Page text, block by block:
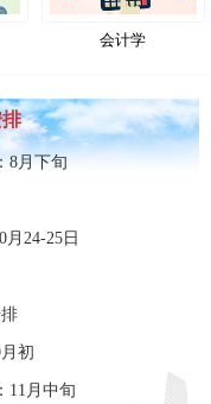
会计学
8月下旬
月24-25日
初
11月中旬